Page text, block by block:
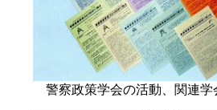
警察政策学会の活動、関連学